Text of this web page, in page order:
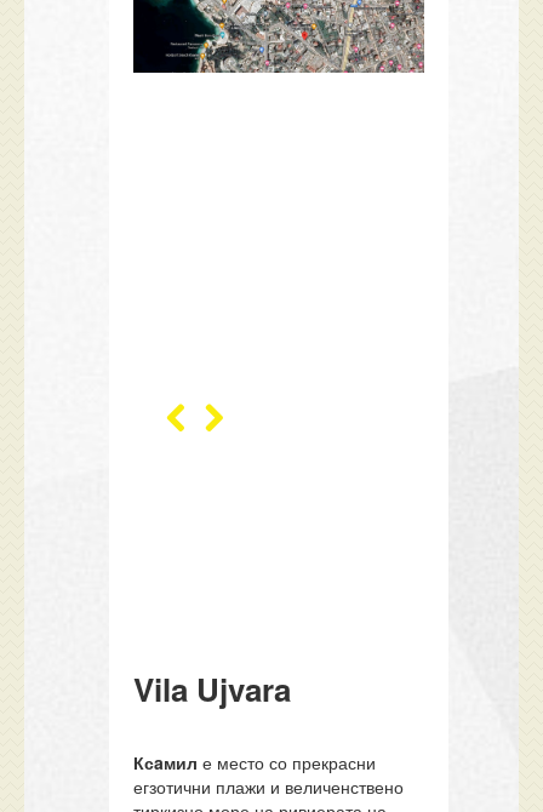
Vila Ujvara
Ксaмил е место со прекрасни
егзотични плажи и величенствено